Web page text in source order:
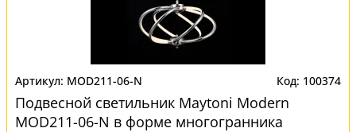
MOD211-06-N 100374
Подвесной светильник Maytoni Modern
MOD211-06-N в форме многогранника